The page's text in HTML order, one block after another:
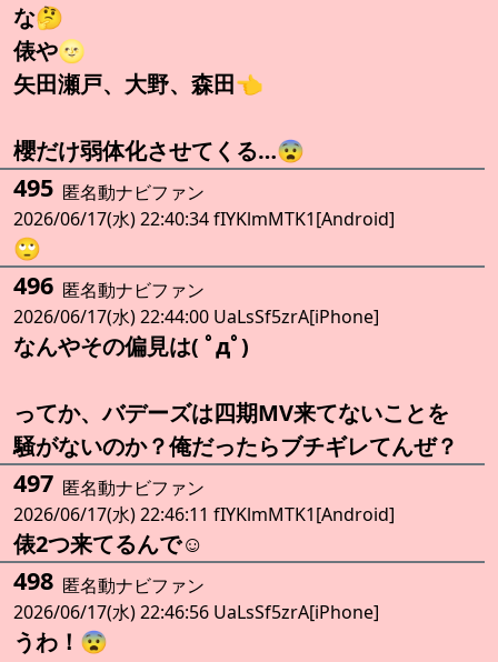
な🤔
俵や🌝
矢田瀬戸、大野、森田👈️
櫻だけ弱体化させてくる…😨
495 匿名動ナビファン
2026/06/17(水) 22:40:34 fIYKlmMTK1[Android]
🙄
496 匿名動ナビファン
2026/06/17(水) 22:44:00 UaLsSf5zrA[iPhone]
なんやその偏見は( ﾟдﾟ)
ってか、バデーズは四期MV来てないことを
騒がないのか？俺だったらブチギレてんぜ？
497 匿名動ナビファン
2026/06/17(水) 22:46:11 fIYKlmMTK1[Android]
俵2つ来てるんで☺️
498 匿名動ナビファン
2026/06/17(水) 22:46:56 UaLsSf5zrA[iPhone]
うわ！😨